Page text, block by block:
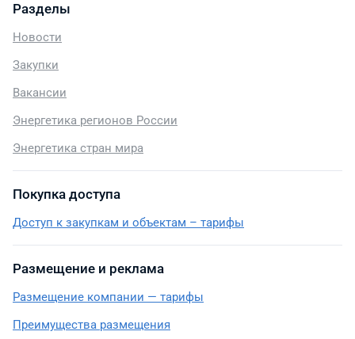
Разделы
Новости
Закупки
Вакансии
Энергетика регионов России
Энергетика стран мира
Покупка доступа
Доступ к закупкам и объектам – тарифы
Размещение и реклама
Размещение компании — тарифы
Преимущества размещения